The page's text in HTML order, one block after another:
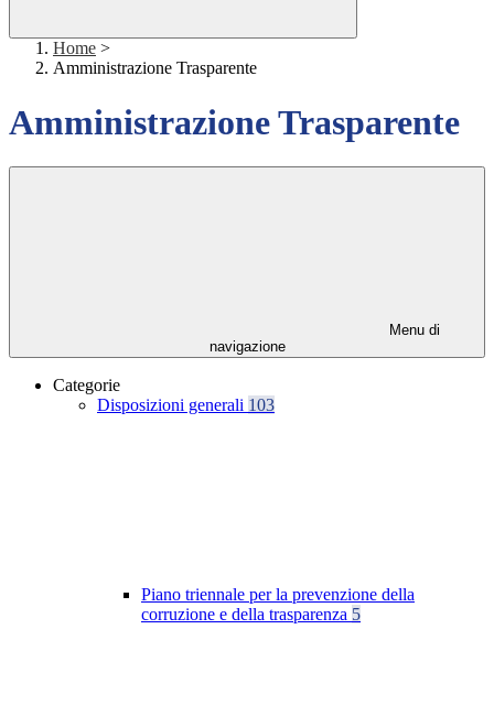
Home >
Amministrazione Trasparente
Amministrazione Trasparente
Menu di
navigazione
Categorie
Disposizioni generali 103
Piano triennale per la prevenzione della
corruzione e della trasparenza 5